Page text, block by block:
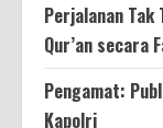
Perjalanan Tak
Qur’an secara
Pengamat:
Kapolri